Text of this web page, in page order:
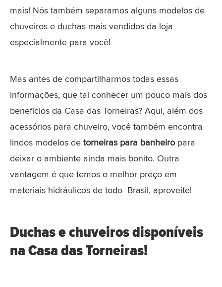
mais! Nós também separamos alguns modelos de
chuveiros e duchas mais vendidos da loja
especialmente para você!
Mas antes de compartilharmos todas essas
informações, que tal conhecer um pouco mais dos
benefícios da Casa das Torneiras? Aqui, além dos
acessórios para chuveiro, você também encontra
lindos modelos de torneiras para banheiropara
deixar o ambiente ainda mais bonito. Outra
vantagem é que temos o melhor preço em
materiais hidráulicos de todo Brasil, aproveite!
Duchas e chuveiros disponíveis
na Casa das Torneiras!